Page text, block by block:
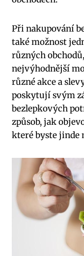
Při nakupování
také možnost
různých
nejvýhodnější
různé akce a
poskytují svým
bezlepkových
způsob, jak
které byste jinde